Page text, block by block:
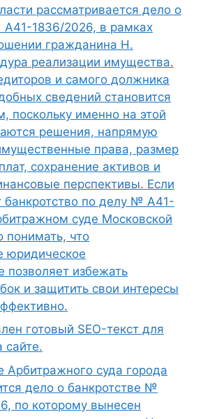
рассматривается дело о
А41-1836/2026, в рамках
гражданина Н.
реализации имущества.
и самого должника
сведений становится
поскольку именно на этой
решения, напрямую
права, размер
сохранение активов и
перспективы. Если
банкротство по делу № А41-
суде Московской
понимать, что
юридическое
позволяет избежать
и защитить свои интересы
готовый SEO-текст для
сайте.
Арбитражного суда города
дело о банкротстве №
по которому вынесен